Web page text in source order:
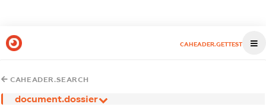
CAHEADER.GETTEST
CAHEADER.SEARCH
document.dossier